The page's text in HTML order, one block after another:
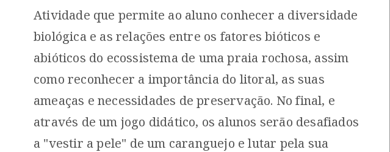
[ 3 Actividades ]
Atividade que permite ao aluno conhecer a diversidade
biológica e as relações entre os fatores bióticos e
abióticos do ecossistema de uma praia rochosa, assim
como reconhecer a importância do litoral, as suas
ameaças e necessidades de preservação. No final, e
através de um jogo didático, os alunos serão desafiados
a "vestir a pele" de um caranguejo e lutar pela sua